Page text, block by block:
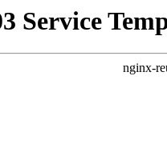
Service
nginx-